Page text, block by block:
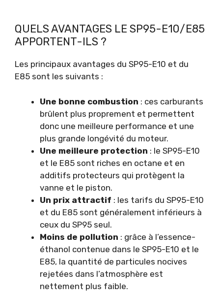
QUELS AVANTAGES LE SP95-E10/E85
APPORTENT-ILS ?
Les principaux avantages du SP95-E10 et du
E85 sont les suivants :
Une bonne combustion : ces carburants
brûlent plus proprement et permettent
donc une meilleure performance et une
plus grande longévité du moteur.
Une meilleure protection : le SP95-E10
et le E85 sont riches en octane et en
additifs protecteurs qui protègent la
vanne et le piston.
Un prix attractif : les tarifs du SP95-E10
et du E85 sont généralement inférieurs à
ceux du SP95 seul.
Moins de pollution : grâce à l’essence-
éthanol contenue dans le SP95-E10 et le
E85, la quantité de particules nocives
rejetées dans l’atmosphère est
nettement plus faible.